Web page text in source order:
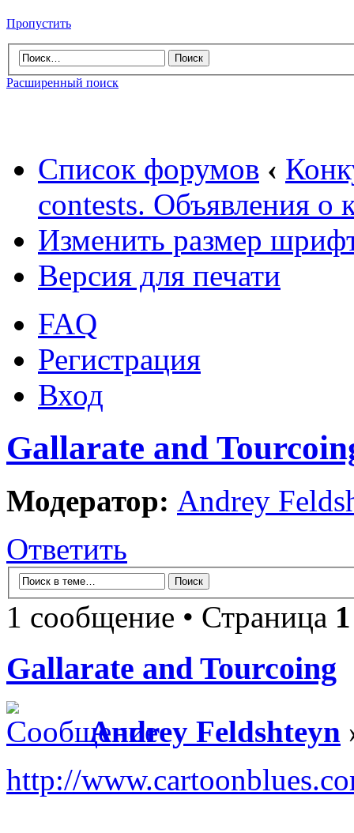
Пропустить
Расширенный поиск
Список форумов ‹
contests. Объявления о
Изменить размер
Версия для печати
FAQ
Регистрация
Вход
Gallarate and
Модератор: Andrey
Ответить
1 сообщение • Страница 1
Gallarate and Tourcoing
Andrey Feldshteyn
http://